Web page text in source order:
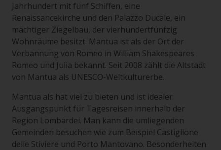
Jahrhundert mit fünf Schiffen, eine
Renaissancekirche und den Palazzo Ducale, ein
mächtiger Ziegelbau, der vierhundertfünfzig
Wohnräume besitzt. Mantua ist als der Ort der
Verbannung von Romeo in William Shakespeares
Romeo und Julia bekannt. Seit 2008 zählt die Altstadt
von Mantua als UNESCO-Weltkulturerbe.
Mantua als hat viel zu bieten und ist idealer
Ausgangspunkt für Tagesreisen innerhalb der
Region Lombardei. Man kann die umliegenden
Gemeinden besuchen wie zum Beispiel Castiglione
delle Stiviere und Porto Mantovano. Besonderheiten